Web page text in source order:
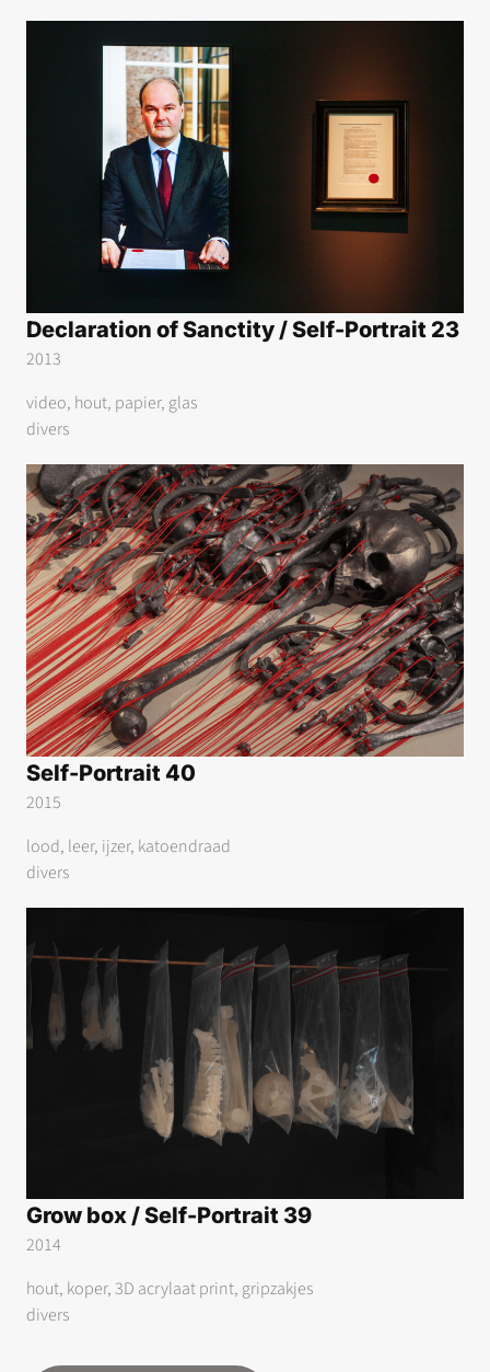
Declaration of Sanctity / Self-Portrait 23
2013
video, hout, papier, glas
divers
Self-Portrait 40
2015
lood, leer, ijzer, katoendraad
divers
Grow box / Self-Portrait 39
2014
hout, koper, 3D acrylaat print, gripzakjes
divers